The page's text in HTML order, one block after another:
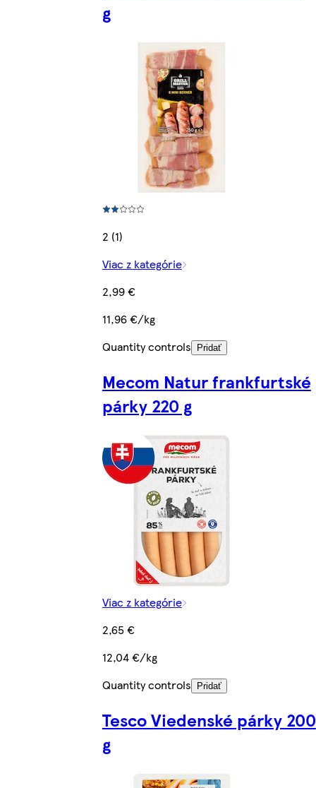
g
2 (1)
Viac z kategórie
2,99 €
11,96 €/kg
Quantity controls
Pridať
Mecom Natur frankfurtské
párky 220 g
Viac z kategórie
2,65 €
12,04 €/kg
Quantity controls
Pridať
Tesco Viedenské párky 200
g